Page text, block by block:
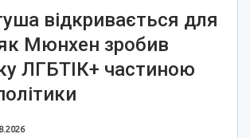
відкривається для
Мюнхен зробив
ЛГБТІК+ частиною